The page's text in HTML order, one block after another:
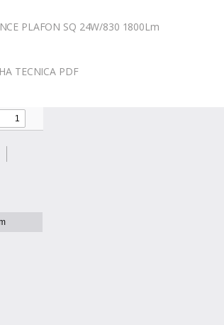
PLAFON SQ 24W/830 1800Lm
TECNICA PDF